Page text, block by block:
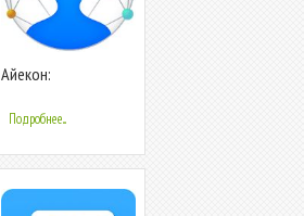
Айекон:
номера, вызовы и
контакты
Подробнее...